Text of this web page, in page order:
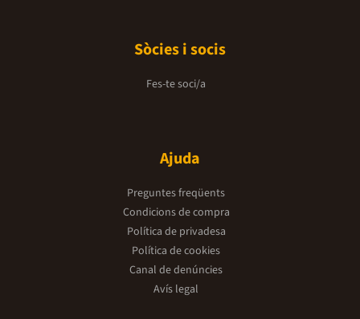
Sòcies i socis
Fes-te soci/a
Ajuda
Preguntes freqüents
Condicions de compra
Política de privadesa
Política de cookies
Canal de denúncies
Avís legal